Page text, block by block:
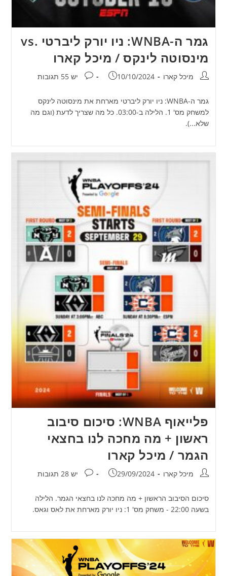
גמר ה-WNBA: ניו יורק ליברטי .vs
מינסוטה לינקס / מיכל קארו
מחבר:מיכל קארו פורסם:
10/10/2024 תגובות:
יש 55 תגובות
גמר ה-WNBA: ניו יורק ליברטי מארחת את מינסוטה לינקס
למשחק מס' 1. הלילה ב-03:00. כל מה שצריך לדעת (וגם מה
שלא...).
פלייאוף WNBA: סיכום סיבוב
ראשון + מה מחכה לנו בחצאי
הגמר / מיכל קארו
מחבר:מיכל קארו פורסם:
29/09/2024 תגובות:
יש 28 תגובות
סיכום הסיבוב הראשון + מה מחכה לנו בחצאי הגמר. הלילה
בשעה 22:00 - משחק מס' 1: ניו יורק מארחת את לאס וגאס.